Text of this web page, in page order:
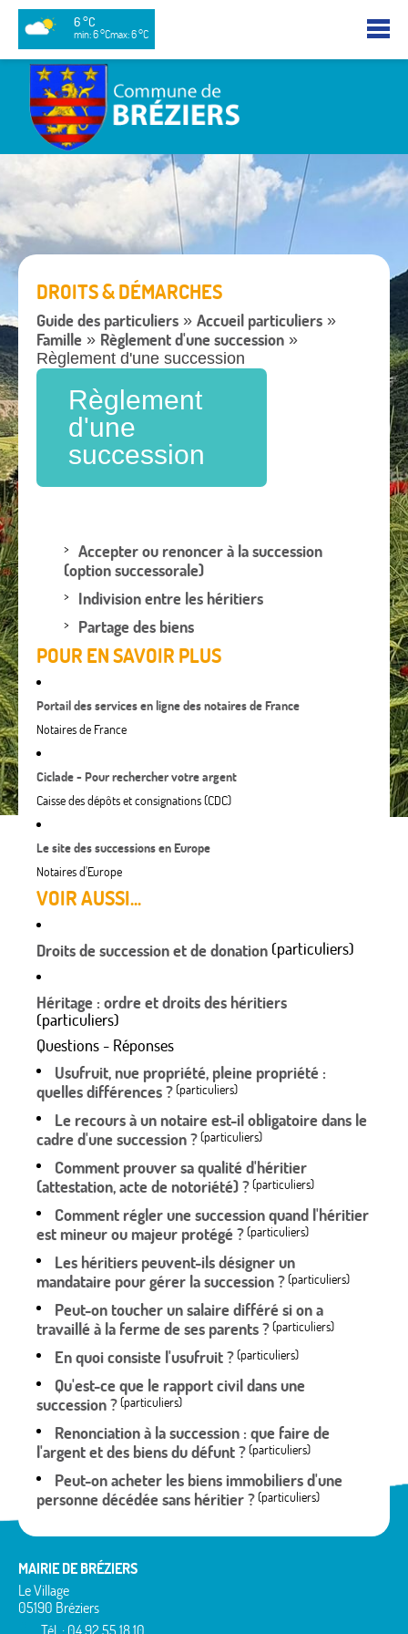
6 °C
min: 6 °Cmax: 6 °C
DROITS & DÉMARCHES
Guide des particuliers » Accueil particuliers »
Famille » Règlement d'une succession »
Règlement d'une succession
Règlement
d'une
succession
Accepter ou renoncer à la succession
(option successorale)
Indivision entre les héritiers
Partage des biens
POUR EN SAVOIR PLUS
Portail des services en ligne des notaires de France
Notaires de France
Ciclade - Pour rechercher votre argent
Caisse des dépôts et consignations (CDC)
Le site des successions en Europe
Notaires d'Europe
VOIR AUSSI...
Droits de succession et de donation (particuliers)
Héritage : ordre et droits des héritiers
(particuliers)
Questions - Réponses
Usufruit, nue propriété, pleine propriété :
quelles différences ?(particuliers)
Le recours à un notaire est-il obligatoire dans le
cadre d'une succession ?(particuliers)
Comment prouver sa qualité d'héritier
(attestation, acte de notoriété) ?(particuliers)
Comment régler une succession quand l'héritier
est mineur ou majeur protégé ?(particuliers)
Les héritiers peuvent-ils désigner un
mandataire pour gérer la succession ?(particuliers)
Peut-on toucher un salaire différé si on a
travaillé à la ferme de ses parents ?(particuliers)
En quoi consiste l'usufruit ?(particuliers)
Qu'est-ce que le rapport civil dans une
succession ?(particuliers)
Renonciation à la succession : que faire de
l'argent et des biens du défunt ?(particuliers)
Peut-on acheter les biens immobiliers d'une
personne décédée sans héritier ?(particuliers)
MAIRIE DE BRÉZIERS
Le Village
05190 Bréziers